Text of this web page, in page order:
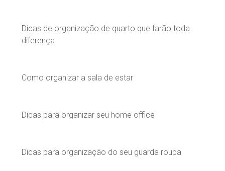
Dicas de organização de quarto que farão toda
diferença
Como organizar a sala de estar
Dicas para organizar seu home office
Dicas para organização do seu guarda roupa